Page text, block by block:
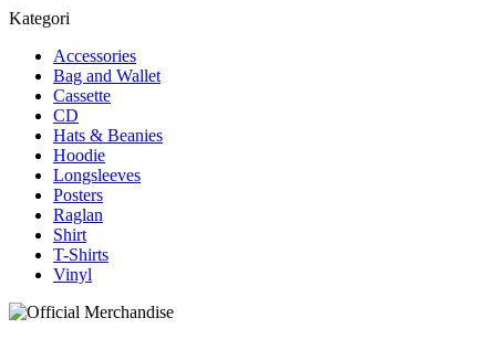
Kategori
Accessories
Bag and Wallet
Cassette
CD
Hats & Beanies
Hoodie
Longsleeves
Posters
Raglan
Shirt
T-Shirts
Vinyl